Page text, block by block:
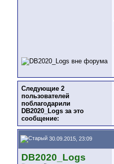
Следующие 2
пользователей
поблагодарили
DB2020_Logs за это
сообщение:
30.09.2015, 23:09
DB2020_Logs